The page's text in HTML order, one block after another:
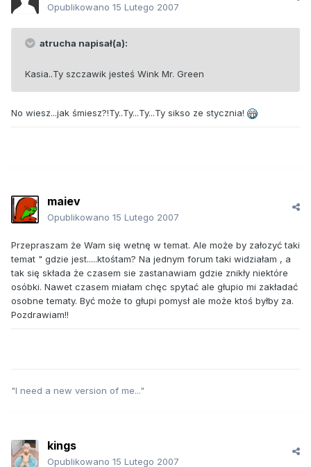
Opublikowano 15 Lutego 2007
atrucha napisał(a):
Kasia..Ty szczawik jesteś Wink Mr. Green
No wiesz...jak śmiesz?!Ty..Ty...Ty...Ty sikso ze stycznia!
maiev
Opublikowano 15 Lutego 2007
Przepraszam że Wam się wetnę w temat. Ale może by załozyć taki
temat " gdzie jest.....ktośtam? Na jednym forum taki widziałam , a
tak się składa że czasem sie zastanawiam gdzie znikły niektóre
osóbki. Nawet czasem miałam chęc spytać ale głupio mi zakładać
osobne tematy. Być może to głupi pomysł ale może ktoś byłby za.
Pozdrawiam!!
"I need a new version of me..."
kings
Opublikowano 15 Lutego 2007